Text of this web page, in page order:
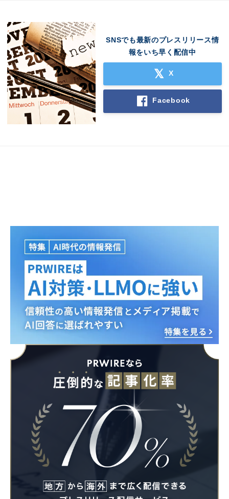
SNSでも最新のプレスリリース情
報をいち早く配信中
X
Facebook
Japanese
English